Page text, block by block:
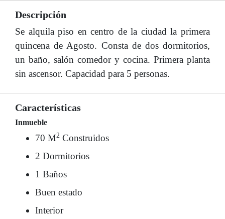
Descripción
Se alquila piso en centro de la ciudad la primera
quincena de Agosto. Consta de dos dormitorios,
un baño, salón comedor y cocina. Primera planta
sin ascensor. Capacidad para 5 personas.
Características
Inmueble
70 M2 Construidos
2 Dormitorios
1 Baños
Buen estado
Interior